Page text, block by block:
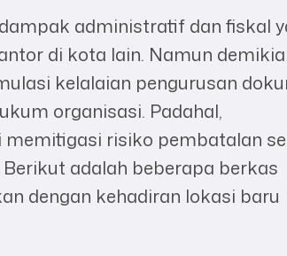
administratif dan fiskal
di kota lain. Namun
kelalaian pengurusan
organisasi. Padahal,
risiko pembatalan
adalah beberapa berkas
dengan kehadiran lokasi baru